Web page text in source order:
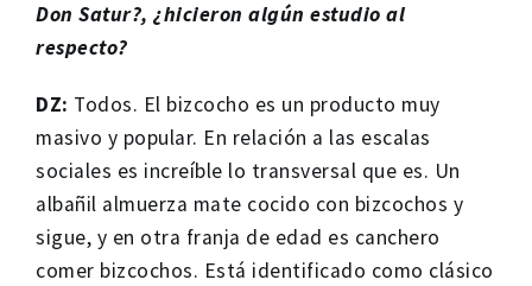
Don Satur?, ¿hicieron algún estudio al
respecto?
DZ: Todos. El bizcocho es un producto muy
masivo y popular. En relación a las escalas
sociales es increíble lo transversal que es. Un
albañil almuerza mate cocido con bizcochos y
sigue, y en otra franja de edad es canchero
comer bizcochos. Está identificado como clásico